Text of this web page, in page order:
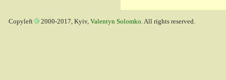
Copyleft 2000-2017, Kyiv, Valentyn Solomko. All rights reserved.